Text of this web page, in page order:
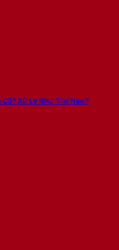
Cũ? Xử Lý Như Thế Nào?